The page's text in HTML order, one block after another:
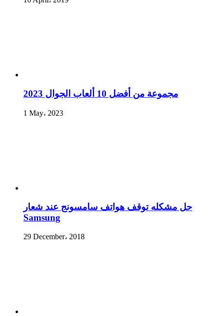
مجموعة من أفضل 10 ألعاب الجوال 2023
1 May، 2023
حل مشكله توقف هواتف سامسونج عند شعار
Samsung
29 December، 2018